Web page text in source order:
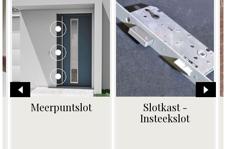
Slot garagepoort
Cilinderslot -
Veiligheidscilinder